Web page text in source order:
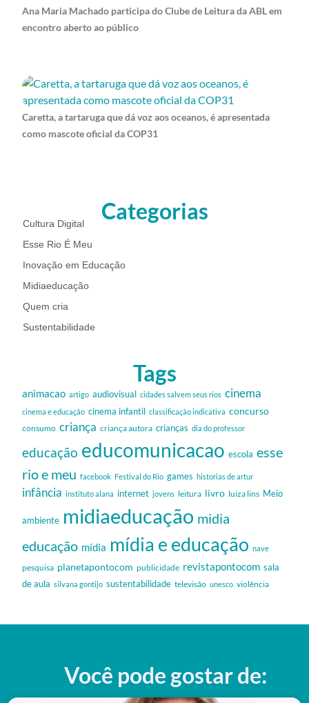
Ana Maria Machado participa do Clube de Leitura da ABL em
encontro aberto ao público
Caretta, a tartaruga que dá voz aos oceanos, é apresentada
como mascote oficial da COP31
Categorias
Cultura Digital
Esse Rio É Meu
Inovação em Educação
Midiaeducação
Quem cria
Sustentabilidade
Tags
animacao artigo audiovisual cidades salvem seus rios cinema
cinema e educação cinema infantil classificação indicativa concurso
consumo criança criança autora crianças dia do professor
educação educomunicacao escola esse
rio e meu facebook Festival do Rio games historias de artur
infância instituto alana internet jovens leitura livro luiza lins Meio
ambiente midiaeducação midia
educação mídia mídia e educação nave
pesquisa planetapontocom publicidade revistapontocom sala
de aula silvana gontijo sustentabilidade televisão unesco violência
Você pode gostar de: